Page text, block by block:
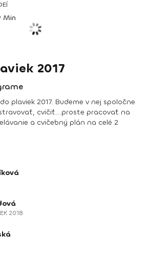
Min
2017
plaviek 2017. Budeme v nej spoločne
cvičiť...proste pracovať na
a cvičebný plán na celé 2
2018